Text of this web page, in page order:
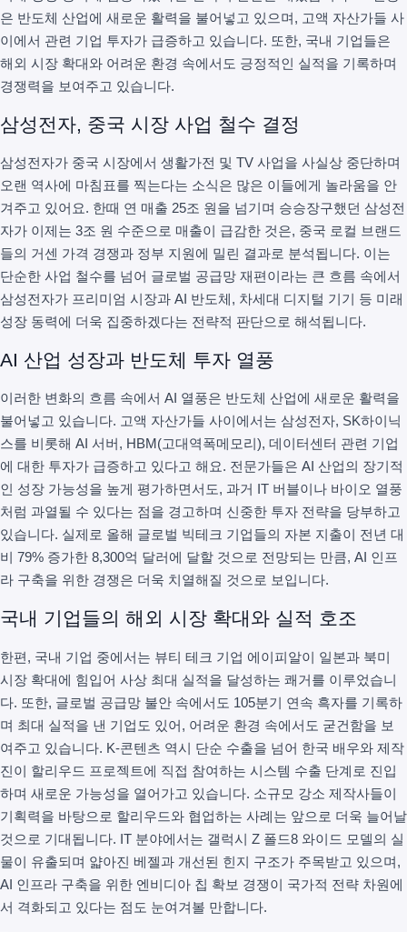
은 반도체 산업에 새로운 활력을 불어넣고 있으며, 고액 자산가들 사
이에서 관련 기업 투자가 급증하고 있습니다. 또한, 국내 기업들은
해외 시장 확대와 어려운 환경 속에서도 긍정적인 실적을 기록하며
경쟁력을 보여주고 있습니다.
삼성전자, 중국 시장 사업 철수 결정
삼성전자가 중국 시장에서 생활가전 및 TV 사업을 사실상 중단하며
오랜 역사에 마침표를 찍는다는 소식은 많은 이들에게 놀라움을 안
겨주고 있어요. 한때 연 매출 25조 원을 넘기며 승승장구했던 삼성전
자가 이제는 3조 원 수준으로 매출이 급감한 것은, 중국 로컬 브랜드
들의 거센 가격 경쟁과 정부 지원에 밀린 결과로 분석됩니다. 이는
단순한 사업 철수를 넘어 글로벌 공급망 재편이라는 큰 흐름 속에서
삼성전자가 프리미엄 시장과 AI 반도체, 차세대 디지털 기기 등 미래
성장 동력에 더욱 집중하겠다는 전략적 판단으로 해석됩니다.
AI 산업 성장과 반도체 투자 열풍
이러한 변화의 흐름 속에서 AI 열풍은 반도체 산업에 새로운 활력을
불어넣고 있습니다. 고액 자산가들 사이에서는 삼성전자, SK하이닉
스를 비롯해 AI 서버, HBM(고대역폭메모리), 데이터센터 관련 기업
에 대한 투자가 급증하고 있다고 해요. 전문가들은 AI 산업의 장기적
인 성장 가능성을 높게 평가하면서도, 과거 IT 버블이나 바이오 열풍
처럼 과열될 수 있다는 점을 경고하며 신중한 투자 전략을 당부하고
있습니다. 실제로 올해 글로벌 빅테크 기업들의 자본 지출이 전년 대
비 79% 증가한 8,300억 달러에 달할 것으로 전망되는 만큼, AI 인프
라 구축을 위한 경쟁은 더욱 치열해질 것으로 보입니다.
국내 기업들의 해외 시장 확대와 실적 호조
한편, 국내 기업 중에서는 뷰티 테크 기업 에이피알이 일본과 북미
시장 확대에 힘입어 사상 최대 실적을 달성하는 쾌거를 이루었습니
다. 또한, 글로벌 공급망 불안 속에서도 105분기 연속 흑자를 기록하
며 최대 실적을 낸 기업도 있어, 어려운 환경 속에서도 굳건함을 보
여주고 있습니다. K-콘텐츠 역시 단순 수출을 넘어 한국 배우와 제작
진이 할리우드 프로젝트에 직접 참여하는 시스템 수출 단계로 진입
하며 새로운 가능성을 열어가고 있습니다. 소규모 강소 제작사들이
기획력을 바탕으로 할리우드와 협업하는 사례는 앞으로 더욱 늘어날
것으로 기대됩니다. IT 분야에서는 갤럭시 Z 폴드8 와이드 모델의 실
물이 유출되며 얇아진 베젤과 개선된 힌지 구조가 주목받고 있으며,
AI 인프라 구축을 위한 엔비디아 칩 확보 경쟁이 국가적 전략 차원에
서 격화되고 있다는 점도 눈여겨볼 만합니다.